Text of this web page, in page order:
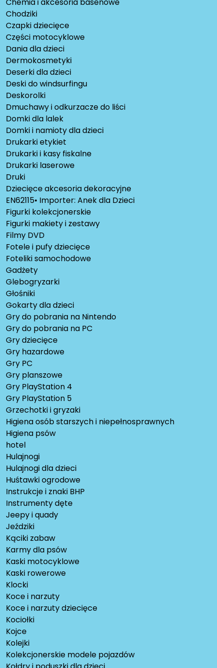
Chemia i akcesoria basenowe
Chodziki
Czapki dziecięce
Części motocyklowe
Dania dla dzieci
Dermokosmetyki
Deserki dla dzieci
Deski do windsurfingu
Deskorolki
Dmuchawy i odkurzacze do liści
Domki dla lalek
Domki i namioty dla dzieci
Drukarki etykiet
Drukarki i kasy fiskalne
Drukarki laserowe
Druki
Dziecięce akcesoria dekoracyjne
EN62115• Importer: Anek dla Dzieci
Figurki kolekcjonerskie
Figurki makiety i zestawy
Filmy DVD
Fotele i pufy dziecięce
Foteliki samochodowe
Gadżety
Glebogryzarki
Głośniki
Gokarty dla dzieci
Gry do pobrania na Nintendo
Gry do pobrania na PC
Gry dziecięce
Gry hazardowe
Gry PC
Gry planszowe
Gry PlayStation 4
Gry PlayStation 5
Grzechotki i gryzaki
Higiena osób starszych i niepełnosprawnych
Higiena psów
hotel
Hulajnogi
Hulajnogi dla dzieci
Huśtawki ogrodowe
Instrukcje i znaki BHP
Instrumenty dęte
Jeepy i quady
Jeździki
Kąciki zabaw
Karmy dla psów
Kaski motocyklowe
Kaski rowerowe
Klocki
Koce i narzuty
Koce i narzuty dziecięce
Kociołki
Kojce
Kolejki
Kolekcjonerskie modele pojazdów